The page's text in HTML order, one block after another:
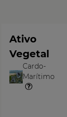
Ativo
Vegetal
O
Vegetal
Cardo-
Marítimo